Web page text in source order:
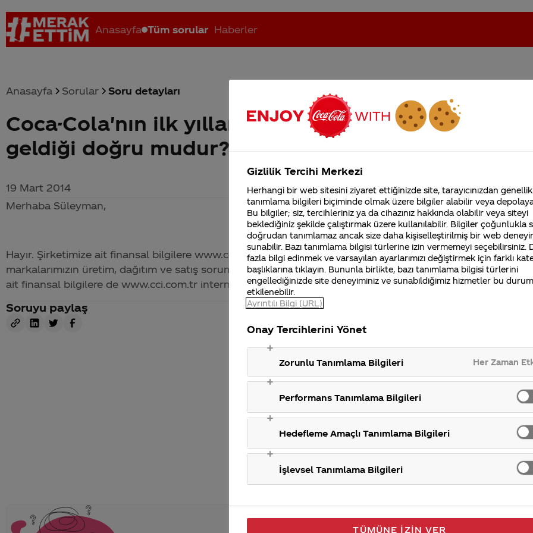
Anasayfa Tüm sorular Haberler
Coca-Cola nerenin malı? Coca cola İsrail malı mı Yani ... Coca-Cola'nın Filistin'de fabr... Coca-Cola’yı kim buldu?
Anasayfa Sorular Soru detayları
Coca-Cola'nın ilk yıllarında iflas etme aşamasına
geldiği doğru mudur?
19 Mart 2014
Merhaba Süleyman,
Hayır. Şirketimize ait finansal bilgilere www.coca-colacompany.com internet adresinden, Türkiye'de
markalarımızın üretim, dağıtım ve satış sorumluluğunu üstlenen şişeleyici ortağımızCoca-Colaİçecek
ait finansal bilgilere de www.cci.com.tr internet adresinden ulaşabilirsiniz.
Soruyu paylaş
Coca-Cola Şirketi
merak ettikleriniz.
Fabrikalarımız,
sertifikalarımız, faaliyet
gösterdiğimiz ülkeler,
tarihçemiz ve daha
Gizlilik Tercihi Merkezi
Herhangi bir web sitesini ziyaret ettiğinizde site, tarayıcınızdan
tanımlama bilgileri biçiminde olmak üzere bilgiler alabilir veya
Bu bilgiler; siz, tercihleriniz ya da cihazınız hakkında olabilir veya siteyi
beklediğiniz şekilde çalıştırmak üzere kullanılabilir. Bilgiler çoğunlukla
doğrudan tanımlamaz ancak size daha kişiselleştirilmiş bir web
sunabilir. Bazı tanımlama bilgisi türlerine izin vermemeyi seçebilirsiniz.
fazla bilgi edinmek ve varsayılan ayarlarımızı değiştirmek için farklı
başlıklarına tıklayın. Bununla birlikte, bazı tanımlama bilgisi türlerini
engellediğinizde site deneyiminiz ve sunabildiğimiz hizmetler bu
etkilenebilir.
Ayrıntılı Bilgi (URL)
Onay Tercihlerini Yönet
Zorunlu Tanımlama Bilgileri Her Zaman
Performans Tanımlama Bilgileri
Hedefleme Amaçlı Tanımlama Bilgileri
İşlevsel Tanımlama Bilgileri
TÜMÜNE İZIN VER